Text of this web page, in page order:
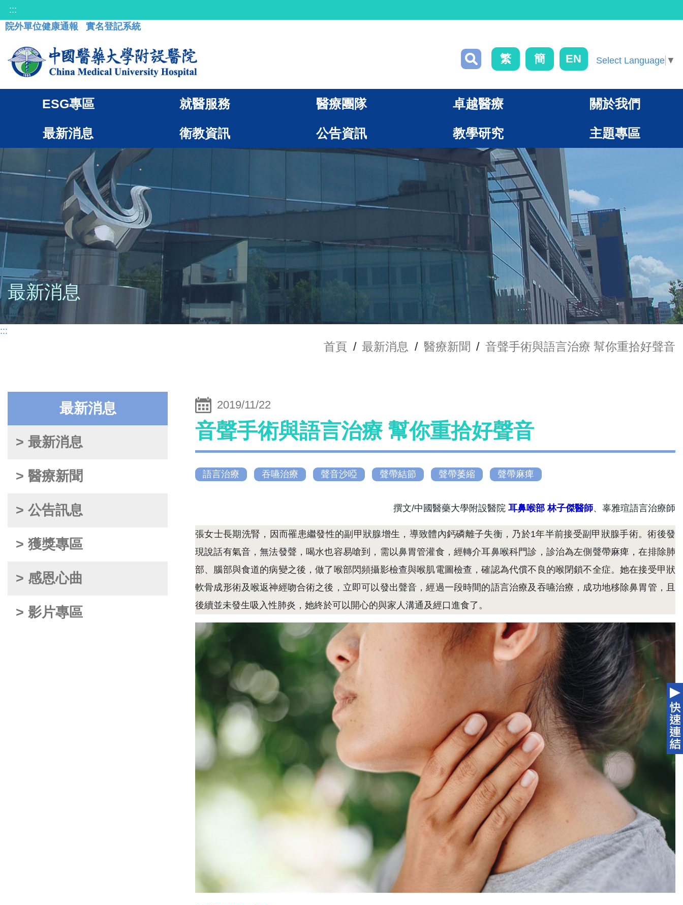
:::
院外單位健康通報
實名登記系統
繁 簡 EN Select Language ▼
ESG專區 就醫服務 醫療團隊 卓越醫療 關於我們
最新消息 衛教資訊 公告資訊 教學研究 主題專區
最新消息
:::
首頁 / 最新消息 / 醫療新聞 / 音聲手術與語言治療 幫你重拾好聲音
最新消息
> 最新消息
> 醫療新聞
> 公告訊息
> 獲獎專區
> 感恩心曲
> 影片專區
2019/11/22
音聲手術與語言治療 幫你重拾好聲音
語言治療 吞嚥治療 聲音沙啞 聲帶結節 聲帶萎縮 聲帶麻痺
撰文/中國醫藥大學附設醫院 耳鼻喉部 林子傑醫師、辜雅瑄語言治療師
張女士長期洗腎，因而罹患繼發性的副甲狀腺增生，導致體內鈣磷離子失衡，乃於1年半前接受副甲狀腺手術。術後發
現說話有氣音，無法發聲，喝水也容易嗆到，需以鼻胃管灌食，經轉介耳鼻喉科門診，診治為左側聲帶麻痺，在排除肺
部、腦部與食道的病變之後，做了喉部閃頻攝影檢查與喉肌電圖檢查，確認為代償不良的喉閉鎖不全症。她在接受甲狀
軟骨成形術及喉返神經吻合術之後，立即可以發出聲音，經過一段時間的語言治療及吞嚥治療，成功地移除鼻胃管，且
後續並未發生吸入性肺炎，她終於可以開心的與家人溝通及經口進食了。